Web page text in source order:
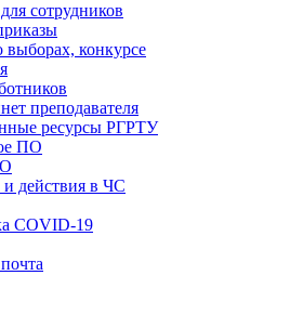
сотрудников
выборах, конкурсе
преподавателя
ресурсы РГРТУ
ПО
и действия в ЧС
COVID-19